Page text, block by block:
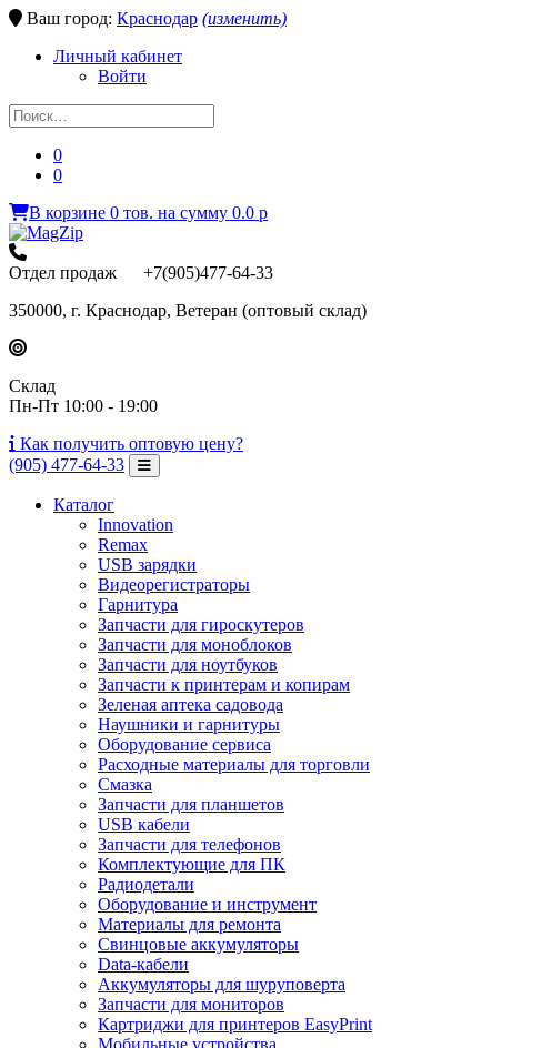
Ваш город: Краснодар (изменить)
Личный кабинет
Войти
0
0
В корзине 0 тов. на сумму 0.0 p
Отдел продаж +7(905)477-64-33
350000, г. Краснодар, Ветеран (оптовый склад)
Склад
Пн-Пт 10:00 - 19:00
Как получить оптовую цену?
(905) 477-64-33
Toggle Navigation
Каталог
Innovation
Remax
USB зарядки
Видеорегистраторы
Гарнитура
Запчасти для гироскутеров
Запчасти для моноблоков
Запчасти для ноутбуков
Запчасти к принтерам и копирам
Зеленая аптека садовода
Наушники и гарнитуры
Оборудование сервиса
Расходные материалы для торговли
Смазка
Запчасти для планшетов
USB кабели
Запчасти для телефонов
Комплектующие для ПК
Радиодетали
Оборудование и инструмент
Материалы для ремонта
Свинцовые аккумуляторы
Data-кабели
Аккумуляторы для шуруповерта
Запчасти для мониторов
Картриджи для принтеров EasyPrint
Мобильные устройства